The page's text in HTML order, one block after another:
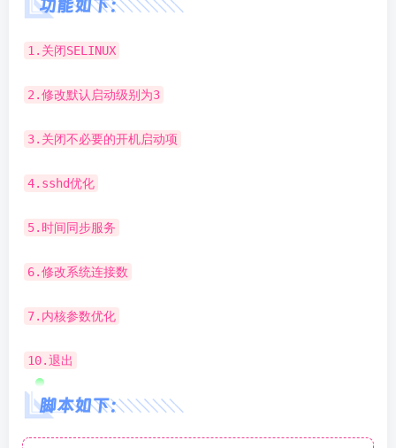
功能如下：
1.关闭SELINUX
2.修改默认启动级别为3
3.关闭不必要的开机启动项
4.sshd优化
5.时间同步服务
6.修改系统连接数
7.内核参数优化
10.退出
脚本如下：